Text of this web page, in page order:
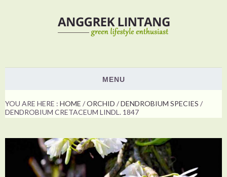
MENU
PLANTS
NON ORCHID
HOW TO
YOU ARE HERE : HOME /ORCHID /DENDROBIUM SPECIES /
DENDROBIUM CRETACEUM LINDL. 1847